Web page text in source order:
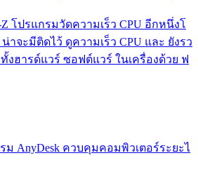
โปรแกรมวัดความเร็ว CPU อีกหนึ่งโ
จะมีติดไว้ ดูความเร็ว CPU และ ยังรว
งฮารด์แวร์ ซอฟต์แวร์ ในเครื่องด้วย ฟ
ม AnyDesk ควบคุมคอมพิวเตอร์ระยะไ